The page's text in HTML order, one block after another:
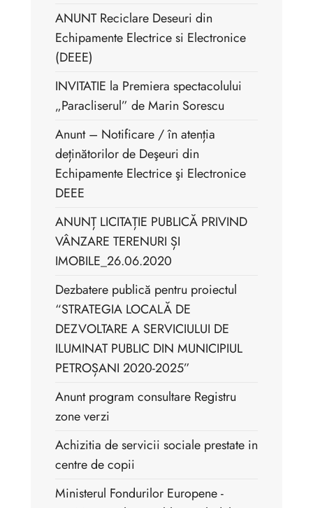
ANUNT Reciclare Deseuri din
Echipamente Electrice si Electronice
(DEEE)
INVITATIE la Premiera spectacolului
„Paracliserul” de Marin Sorescu
Anunt – Notificare / în atenția
deținătorilor de Deşeuri din
Echipamente Electrice şi Electronice
DEEE
ANUNȚ LICITAȚIE PUBLICĂ PRIVIND
VÂNZARE TERENURI ȘI
IMOBILE_26.06.2020
Dezbatere publică pentru proiectul
“STRATEGIA LOCALĂ DE
DEZVOLTARE A SERVICIULUI DE
ILUMINAT PUBLIC DIN MUNICIPIUL
PETROȘANI 2020-2025”
Anunt program consultare Registru
zone verzi
Achizitia de servicii sociale prestate in
centre de copii
Ministerul Fondurilor Europene -